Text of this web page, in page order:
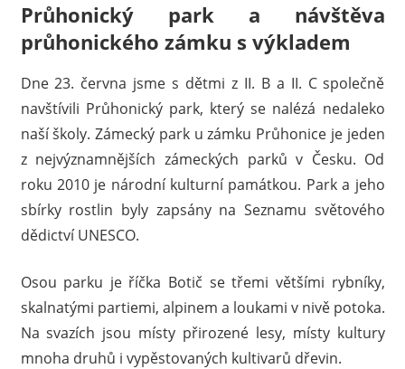
Průhonický park a návštěva
průhonického zámku s výkladem
Dne 23. června jsme s dětmi z II. B a II. C společně
navštívili Průhonický park, který se nalézá nedaleko
naší školy. Zámecký park u zámku Průhonice je jeden
z nejvýznamnějších zámeckých parků v Česku. Od
roku 2010 je národní kulturní památkou. Park a jeho
sbírky rostlin byly zapsány na Seznamu světového
dědictví UNESCO.
Osou parku je říčka Botič se třemi většími rybníky,
skalnatými partiemi, alpinem a loukami v nivě potoka.
Na svazích jsou místy přirozené lesy, místy kultury
mnoha druhů i vypěstovaných kultivarů dřevin.